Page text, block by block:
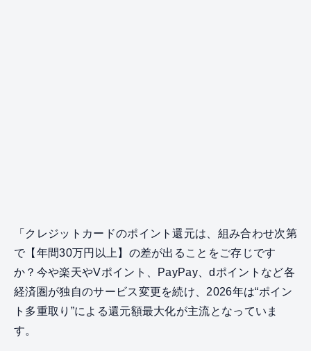
「クレジットカードのポイント還元は、組み合わせ次第
で【年間30万円以上】の差が出ることをご存じです
か？今や楽天やVポイント、PayPay、dポイントなど各
経済圏が独自のサービス変更を続け、2026年は“ポイン
ト多重取り”による還元額最大化が主流となっていま
す。